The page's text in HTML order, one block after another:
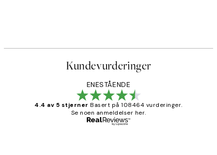
Kundevurderinger
ENESTÅENDE
4.4 av 5 stjerner Basert på 108464 vurderinger.
Se noen anmeldelser her.